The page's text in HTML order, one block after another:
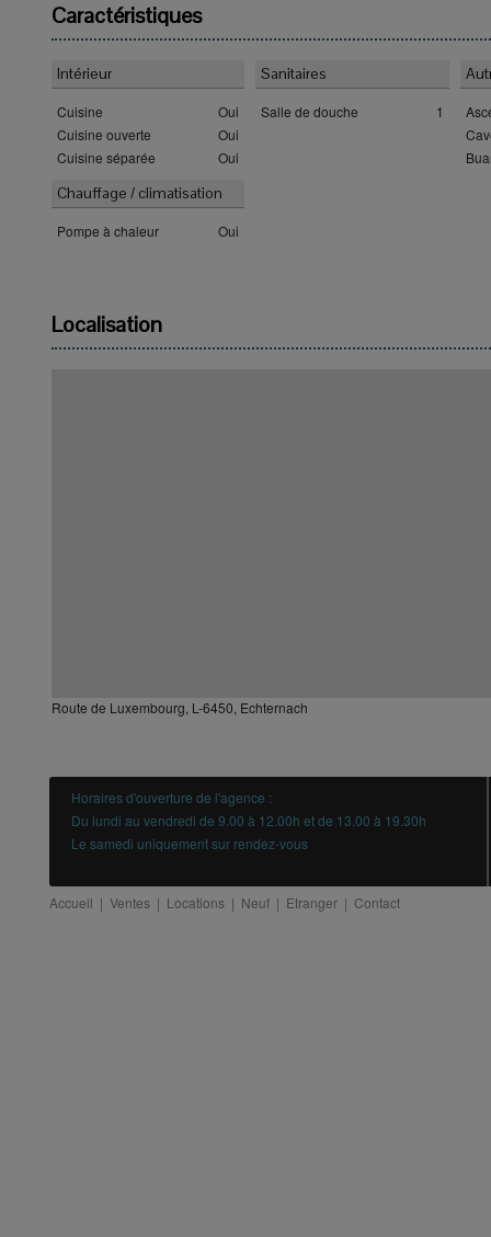
Caractéristiques
Intérieur
Cuisine
Oui
Cuisine ouverte
Oui
Cuisine séparée
Oui
Sanitaires
Salle de douche 1
Chauffage / climatisation
Pompe à chaleur Oui
Localisation
Route de Luxembourg, L-6450, Echternach
Horaires d'ouverture de l'agence :
Du lundi au vendredi de 9.00 à 12.00h et de 13.00 à 19.30h
Le samedi uniquement sur rendez-vous
Accueil | Ventes | Locations | Neuf | Etranger | Contact